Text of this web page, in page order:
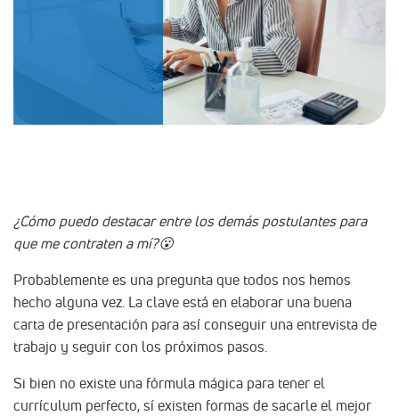
¿Cómo puedo destacar entre los demás postulantes para
que me contraten a mí?😮
Probablemente es una pregunta que todos nos hemos
hecho alguna vez. La clave está en elaborar una buena
carta de presentación para así conseguir una entrevista de
trabajo y seguir con los próximos pasos.
Si bien no existe una fórmula mágica para tener el
currículum perfecto, sí existen formas de sacarle el mejor